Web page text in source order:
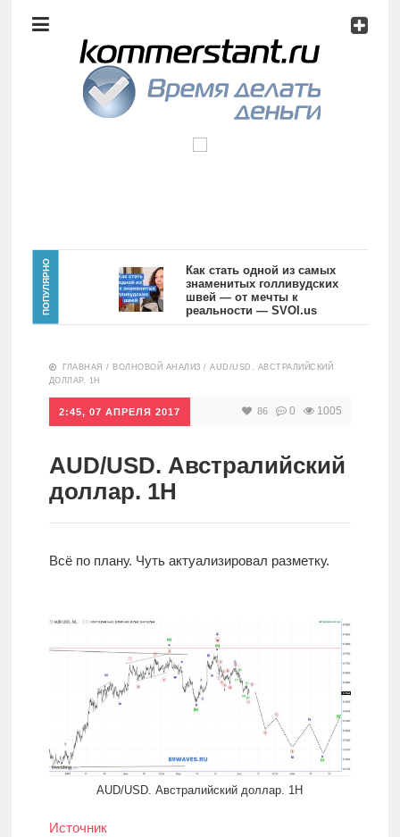
анализ
Видео
Сделано
Главная
Новости
Аналитика
Инвестиции
Дивиденды
анализ
Видео
в России
Рунет
ПОПУЛЯРНО
Как стать одной из самых
знаменитых голливудских
швей — от мечты к
реальности — SVOI.us
10554
ГЛАВНАЯ / ВОЛНОВОЙ АНАЛИЗ /AUD/USD. АВСТРАЛИЙСКИЙ
ДОЛЛАР. 1H
2:45, 07 АПРЕЛЯ 2017 86 0 1005
AUD/USD. Австралийский
доллар. 1H
Всё по плану. Чуть актуализировал разметку.
AUD/USD. Австралийский доллар. 1H
Источник